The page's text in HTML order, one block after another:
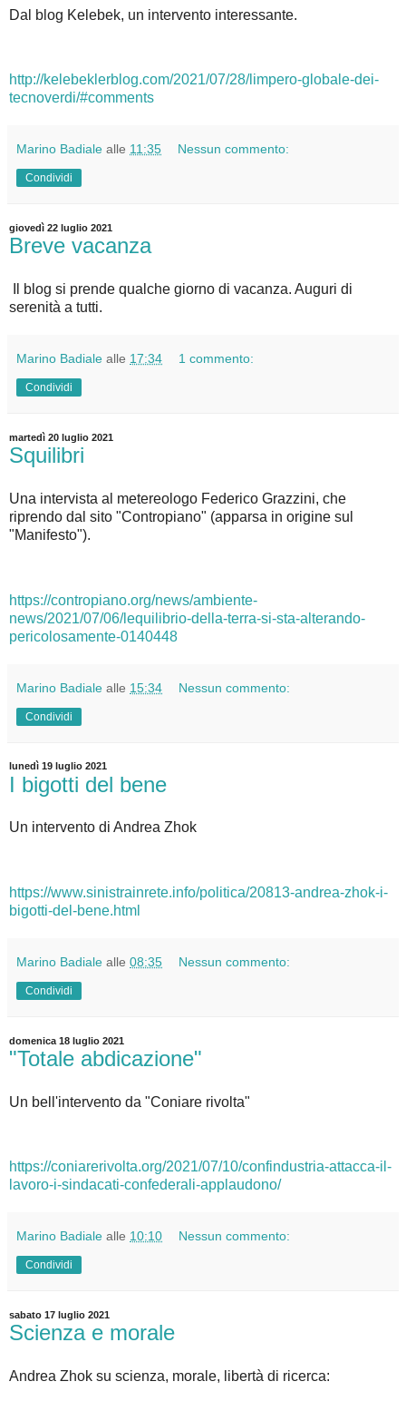
Dal blog Kelebek, un intervento interessante.
http://kelebeklerblog.com/2021/07/28/limpero-globale-dei-
tecnoverdi/#comments
Marino Badiale alle 11:35 Nessun commento:
Condividi
giovedì 22 luglio 2021
Breve vacanza
Il blog si prende qualche giorno di vacanza. Auguri di
serenità a tutti.
Marino Badiale alle 17:34 1 commento:
Condividi
martedì 20 luglio 2021
Squilibri
Una intervista al metereologo Federico Grazzini, che
riprendo dal sito "Contropiano" (apparsa in origine sul
"Manifesto").
https://contropiano.org/news/ambiente-
news/2021/07/06/lequilibrio-della-terra-si-sta-alterando-
pericolosamente-0140448
Marino Badiale alle 15:34 Nessun commento:
Condividi
lunedì 19 luglio 2021
I bigotti del bene
Un intervento di Andrea Zhok
https://www.sinistrainrete.info/politica/20813-andrea-zhok-i-
bigotti-del-bene.html
Marino Badiale alle 08:35 Nessun commento:
Condividi
domenica 18 luglio 2021
"Totale abdicazione"
Un bell'intervento da "Coniare rivolta"
https://coniarerivolta.org/2021/07/10/confindustria-attacca-il-
lavoro-i-sindacati-confederali-applaudono/
Marino Badiale alle 10:10 Nessun commento:
Condividi
sabato 17 luglio 2021
Scienza e morale
Andrea Zhok su scienza, morale, libertà di ricerca: